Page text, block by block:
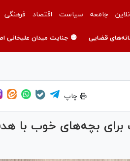
جامعه سیاست اقتصاد فرهنگی
قضایی 🟡 جنایت میدان علیخانی
چاپ
بچه‌های خوب با